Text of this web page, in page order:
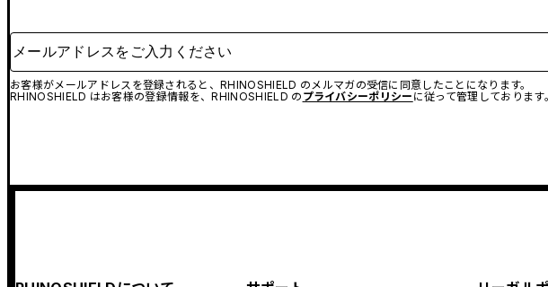
メールアドレスをご入力ください
お客様がメールアドレスを登録されると、RHINOSHIELD のメルマガの受信に同意したことになります。
RHINOSHIELD はお客様の登録情報を、RHINOSHIELD の プライバシーポリシー に従って管理しております。